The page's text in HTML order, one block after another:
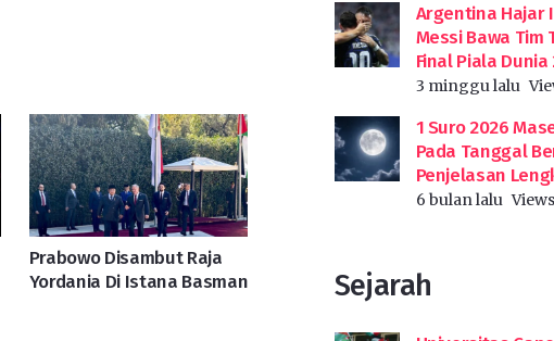
Prabowo Disambut Raja
Yordania Di Istana Basman
Argentina Hajar
Messi Bawa Tim
Final Piala Dunia
3 minggu lalu
1 Suro 2026
Pada Tanggal
Penjelasan
6 bulan lalu
Sejarah